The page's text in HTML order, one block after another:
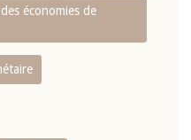
économies de